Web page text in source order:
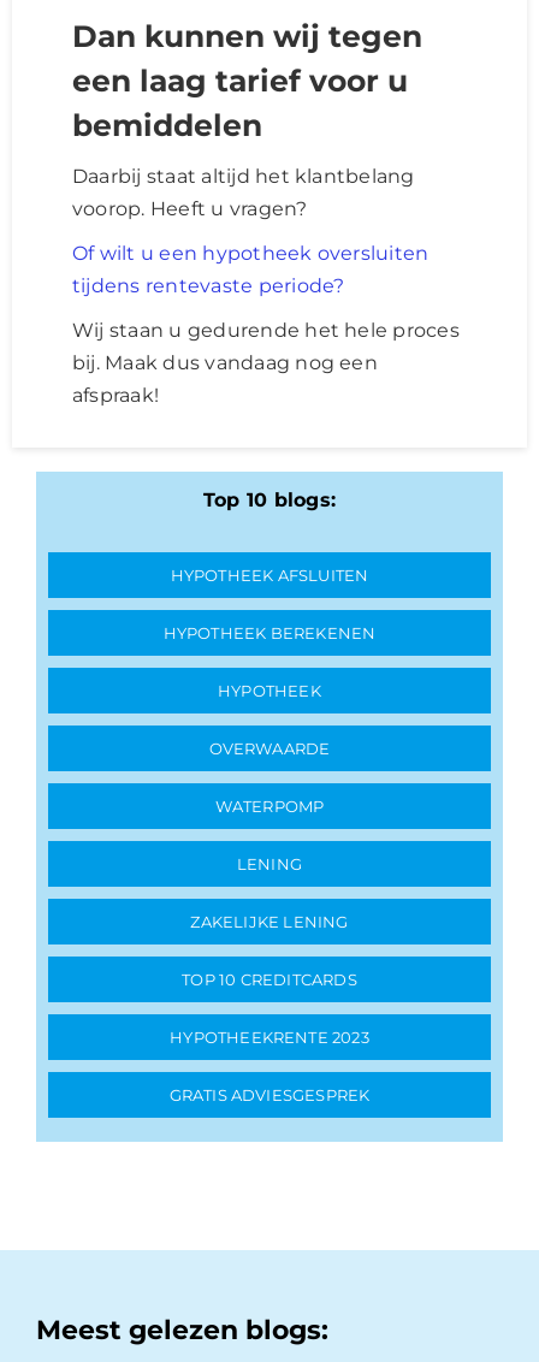
Dan kunnen wij tegen
een laag tarief voor u
bemiddelen
Daarbij staat altijd het klantbelang
voorop. Heeft u vragen?
Of wilt u een hypotheek oversluiten
tijdens rentevaste periode?
Wij staan u gedurende het hele proces
bij. Maak dus vandaag nog een
afspraak!
Top 10 blogs:
HYPOTHEEK AFSLUITEN
HYPOTHEEK BEREKENEN
HYPOTHEEK
OVERWAARDE
WATERPOMP
LENING
ZAKELIJKE LENING
TOP 10 CREDITCARDS
HYPOTHEEKRENTE 2023
GRATIS ADVIESGESPREK
Meest gelezen blogs: